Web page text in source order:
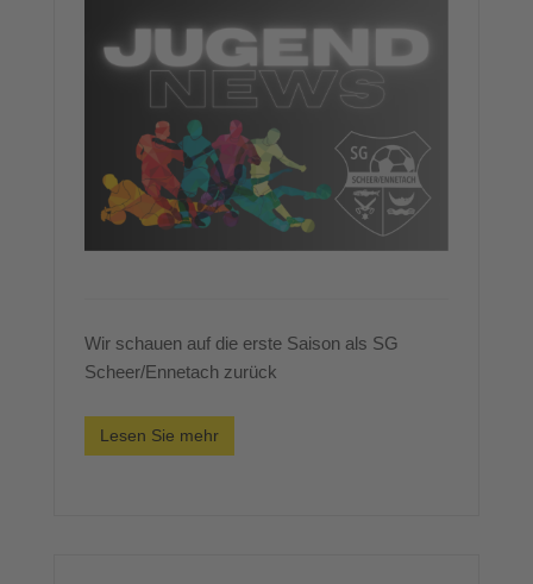
Wir schauen auf die erste Saison als SG
Scheer/Ennetach zurück
Lesen Sie mehr